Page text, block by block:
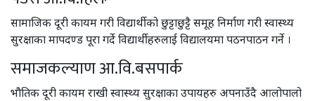
सामाजिक दूरी कायम गरी विद्यार्थीको छुट्टाछुट्टै समूह निर्माण गरी स्वास्थ्य
सुरक्षाका मापदण्ड पूरा गर्दे विद्यार्थीहरुलाई विद्यालयमा पठनपाठन गर्ने ।
समाजकल्याण आ.वि.बसपार्क
भौतिक दूरी कायम राखी स्वास्थ्य सुरक्षाका उपायहरु अपनाउँदै आलोपालो